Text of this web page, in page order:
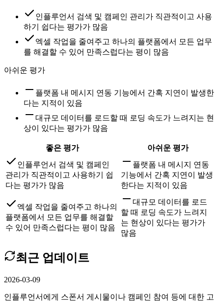
인플루언서 검색 및 캠페인 관리가 직관적이고 사용
하기 쉽다는 평가가 많음
엑셀 작업을 줄여주고 하나의 플랫폼에서 모든 업무
를 해결할 수 있어 만족스럽다는 평이 많음
아쉬운 평가
플랫폼 내 메시지 연동 기능에서 간혹 지연이 발생한
다는 지적이 있음
대규모 데이터를 로드할 때 로딩 속도가 느려지는 현
상이 있다는 평가가 많음
좋은 평가
아쉬운 평가
인플루언서 검색 및 캠페인
관리가 직관적이고 사용하기 쉽
다는 평가가 많음
플랫폼 내 메시지 연동
기능에서 간혹 지연이 발생
한다는 지적이 있음
엑셀 작업을 줄여주고 하나의
플랫폼에서 모든 업무를 해결할
수 있어 만족스럽다는 평이 많음
대규모 데이터를 로드
할 때 로딩 속도가 느려지
는 현상이 있다는 평가가
많음
최근 업데이트
2026-03-09
인플루언서에게 스폰서 게시물이나 캠페인 참여 등에 대한 고